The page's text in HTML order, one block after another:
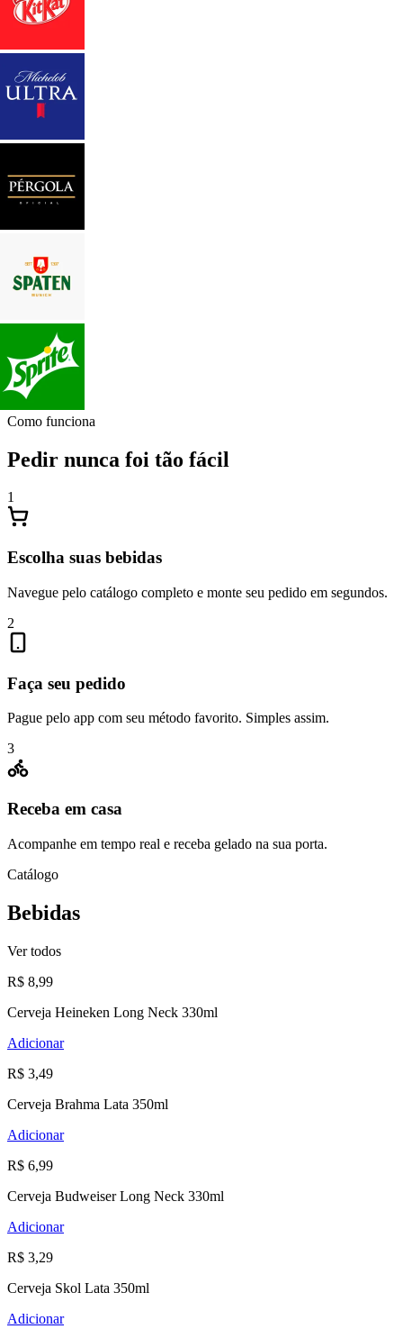
Como funciona
Pedir nunca foi tão fácil
1
Escolha suas bebidas
Navegue pelo catálogo completo e monte seu pedido em segundos.
2
Faça seu pedido
Pague pelo app com seu método favorito. Simples assim.
3
Receba em casa
Acompanhe em tempo real e receba gelado na sua porta.
Catálogo
Bebidas
Ver todos
R$ 8,99
Cerveja Heineken Long Neck 330ml
Adicionar
R$ 3,49
Cerveja Brahma Lata 350ml
Adicionar
R$ 6,99
Cerveja Budweiser Long Neck 330ml
Adicionar
R$ 3,29
Cerveja Skol Lata 350ml
Adicionar